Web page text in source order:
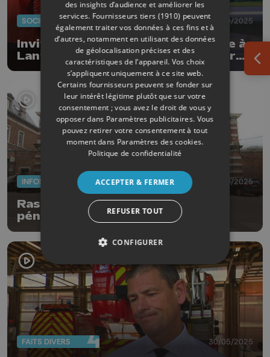
SOCIÉTÉ 04/10/2025
Invité JT : surpopulation carcérale à
Lantin, plus de 1000 détenus pour
744 places
INFOS 02/10/2025
Ras-le-bol pour les agents
pénitentiaires de Huy
FAITS DIVERS 30/05/2025
des insights d’audience et améliorer les
services. Fournisseurs tiers (1910) peuvent
également traiter vos données à ces fins et à
d’autres, notamment en utilisant des données
de géolocalisation précises et des
caractéristiques de l’appareil. Vos choix
s’appliquent uniquement à ce site web.
Certains fournisseurs peuvent se fonder sur
leur intérêt légitime plutôt que sur votre
consentement ; vous avez le droit de vous y
opposer dans Paramètres publicitaires. Vous
pouvez retirer votre consentement à tout
moment dans Paramètres des cookies.
Politique de confidentialité
ACCEPTER & FERMER
REFUSER TOUT
CONFIGURER